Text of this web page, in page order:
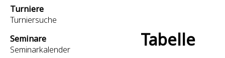
Turniere
Turniersuche
Seminare
Seminarkalender
Tabelle